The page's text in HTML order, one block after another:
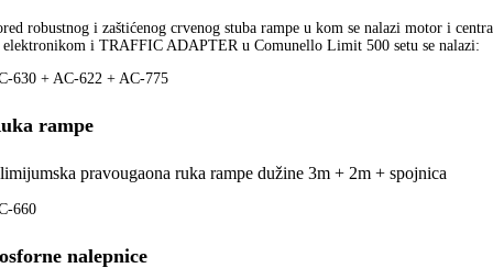
robustnog i zaštićenog crvenog stuba rampe u kom se nalazi motor i
elektronikom i TRAFFIC ADAPTER u Comunello Limit 500 setu se nalazi:
630 + AC-622 + AC-775
rampe
pravougaona ruka rampe dužine 3m + 2m + spojnica
660
nalepnice